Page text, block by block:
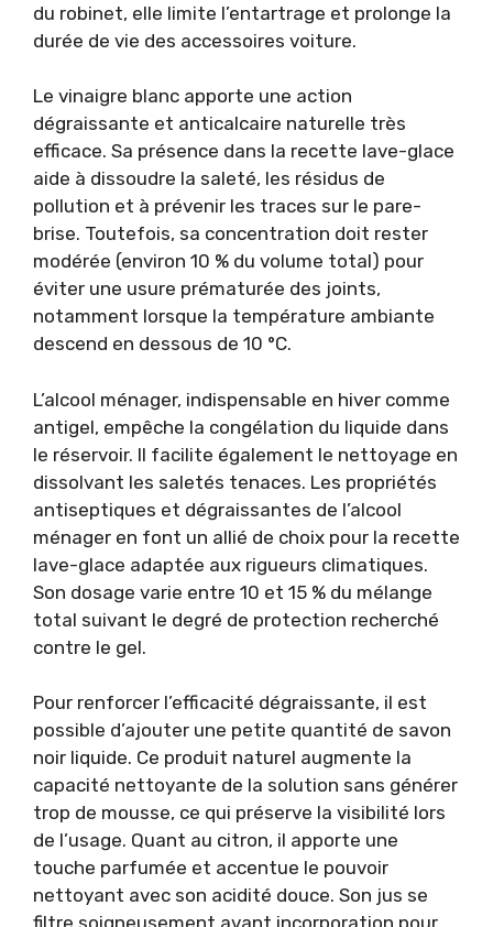
du robinet, elle limite l’entartrage et prolonge la
durée de vie des accessoires voiture.
Le vinaigre blanc apporte une action
dégraissante et anticalcaire naturelle très
efficace. Sa présence dans la recette lave-glace
aide à dissoudre la saleté, les résidus de
pollution et à prévenir les traces sur le pare-
brise. Toutefois, sa concentration doit rester
modérée (environ 10 % du volume total) pour
éviter une usure prématurée des joints,
notamment lorsque la température ambiante
descend en dessous de 10 °C.
L’alcool ménager, indispensable en hiver comme
antigel, empêche la congélation du liquide dans
le réservoir. Il facilite également le nettoyage en
dissolvant les saletés tenaces. Les propriétés
antiseptiques et dégraissantes de l’alcool
ménager en font un allié de choix pour la recette
lave-glace adaptée aux rigueurs climatiques.
Son dosage varie entre 10 et 15 % du mélange
total suivant le degré de protection recherché
contre le gel.
Pour renforcer l’efficacité dégraissante, il est
possible d’ajouter une petite quantité de savon
noir liquide. Ce produit naturel augmente la
capacité nettoyante de la solution sans générer
trop de mousse, ce qui préserve la visibilité lors
de l’usage. Quant au citron, il apporte une
touche parfumée et accentue le pouvoir
nettoyant avec son acidité douce. Son jus se